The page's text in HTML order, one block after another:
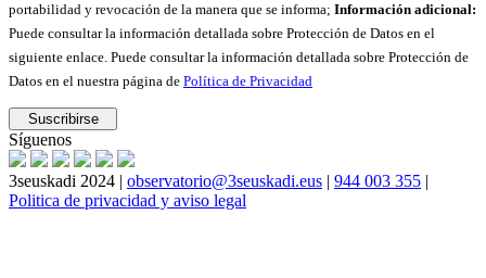
portabilidad y revocación de la manera que se informa; Información adicional:
Puede consultar la información detallada sobre Protección de Datos en el
siguiente enlace. Puede consultar la información detallada sobre Protección de
Datos en el nuestra página de Política de Privacidad
Síguenos
3seuskadi 2024 | observatorio@3seuskadi.eus | 944 003 355 |
Politica de privacidad y aviso legal